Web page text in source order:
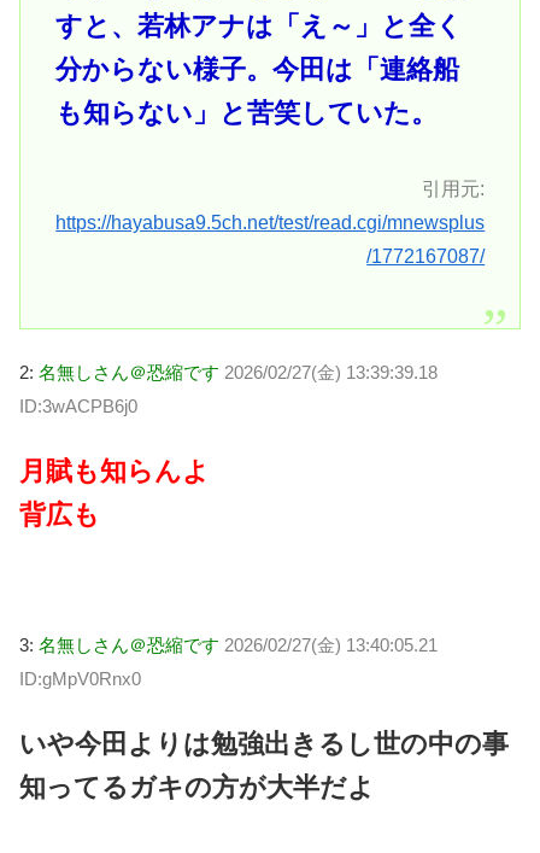
すと、若林アナは「え～」と全く
分からない様子。今田は「連絡船
も知らない」と苦笑していた。
引用元:
https://hayabusa9.5ch.net/test/read.cgi/mnewsplus
/1772167087/
2: 名無しさん＠恐縮です 2026/02/27(金) 13:39:39.18
ID:3wACPB6j0
月賦も知らんよ
背広も
3: 名無しさん＠恐縮です 2026/02/27(金) 13:40:05.21
ID:gMpV0Rnx0
いや今田よりは勉強出きるし世の中の事
知ってるガキの方が大半だよ